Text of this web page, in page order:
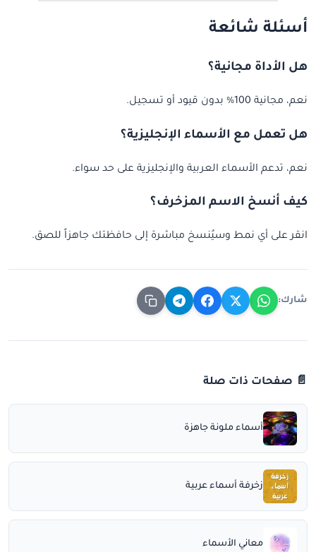
أسئلة شائعة
هل الأداة مجانية؟
نعم، مجانية 100% بدون قيود أو تسجيل.
هل تعمل مع الأسماء الإنجليزية؟
نعم، تدعم الأسماء العربية والإنجليزية على حد سواء.
كيف أنسخ الاسم المزخرف؟
انقر على أي نمط وسيُنسخ مباشرة إلى حافظتك جاهزاً للصق.
شارك:
📄 صفحات ذات صلة
أسماء ملونة جاهزة
زخرفة أسماء عربية
معاني الأسماء